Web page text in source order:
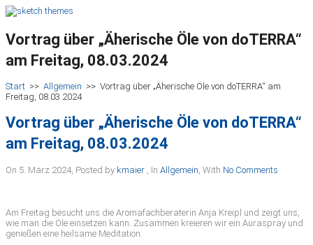
Vortrag über „Äherische Öle von doTERRA“
am Freitag, 08.03.2024
Start >> Allgemein >> Vortrag über „Äherische Öle von doTERRA“ am
Freitag, 08.03.2024
Vortrag über „Äherische Öle von doTERRA“
am Freitag, 08.03.2024
On 5. März 2024, Posted by kmaier In Allgemein With No Comments
Am Freitag besucht uns die Aromafachberaterin Anja Kreipl und zeigt uns,
wie man die Öle einsetzen kann. Zusammen kreieren wir ein Auraspray und
genießen eine heilsame Meditation.